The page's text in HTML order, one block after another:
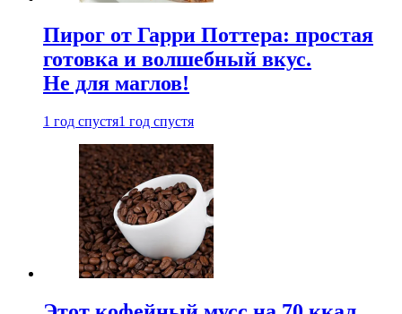
Пирог от Гарри Поттера: простая
готовка и волшебный вкус.
Не для маглов!
1 год спустя1 год спустя